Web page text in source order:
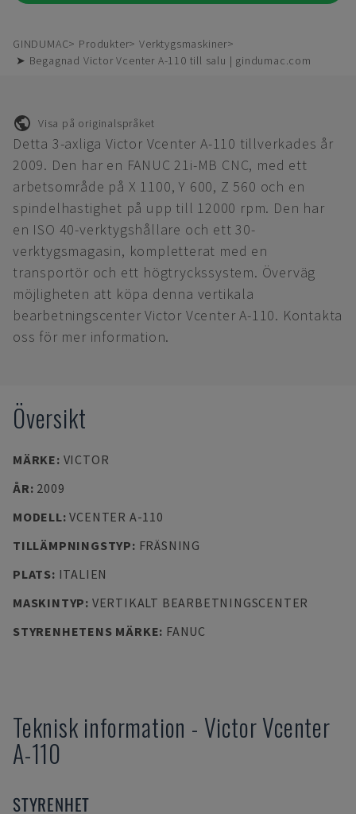
GINDUMAC Produkter
Verktygsmaskiner
➤ Begagnad Victor Vcenter A-110 till salu | gindumac.com
Visa på originalspråket
Detta 3-axliga Victor Vcenter A-110 tillverkades år
2009. Den har en FANUC 21i-MB CNC, med ett
arbetsområde på X 1100, Y 600, Z 560 och en
spindelhastighet på upp till 12000 rpm. Den har
en ISO 40-verktygshållare och ett 30-
verktygsmagasin, kompletterat med en
transportör och ett högtryckssystem. Överväg
möjligheten att köpa denna vertikala
bearbetningscenter Victor Vcenter A-110. Kontakta
oss för mer information.
Översikt
MÄRKE: VICTOR
ÅR: 2009
MODELL:VCENTER A-110
TILLÄMPNINGSTYP: FRÄSNING
PLATS: ITALIEN
MASKINTYP: VERTIKALT BEARBETNINGSCENTER
STYRENHETENS MÄRKE: FANUC
Teknisk information - VictorVcenter
A-110
STYRENHET